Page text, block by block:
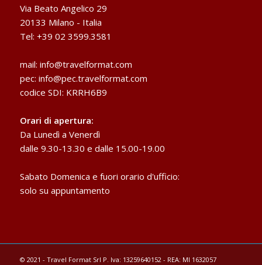
Via Beato Angelico 29
20133 Milano - Italia
Tel: +39 02 3599.3581
mail: info@travelformat.com
pec: info@pec.travelformat.com
codice SDI: KRRH6B9
Orari di apertura:
Da Lunedì a Venerdì
dalle 9.30-13.30 e dalle 15.00-19.00
Sabato Domenica e fuori orario d'ufficio:
solo su appuntamento
© 2021 - Travel Format Srl P. Iva: 13259640152 - REA: MI 1632057